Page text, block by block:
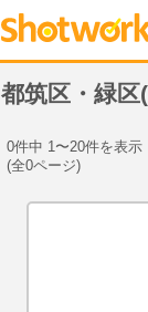
都筑区・緑
0件中 1〜20件を表示
(全0ページ)